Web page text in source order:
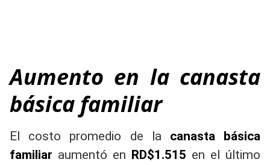
Aumento en la canasta
básica familiar
El costo promedio de la canasta básica
familiar aumentó en RD$1.515 en el último